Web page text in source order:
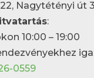
Nagytétényi út
:
10:00 – 19:00
0559